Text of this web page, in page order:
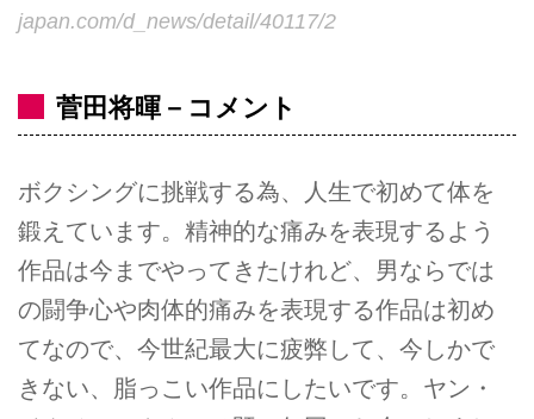
japan.com/d_news/detail/40117/2
菅田将暉－コメント
ボクシングに挑戦する為、人生で初めて体を
鍛えています。精神的な痛みを表現するよう
作品は今までやってきたけれど、男ならでは
の闘争心や肉体的痛みを表現する作品は初め
てなので、今世紀最大に疲弊して、今しかで
きない、脂っこい作品にしたいです。ヤン・